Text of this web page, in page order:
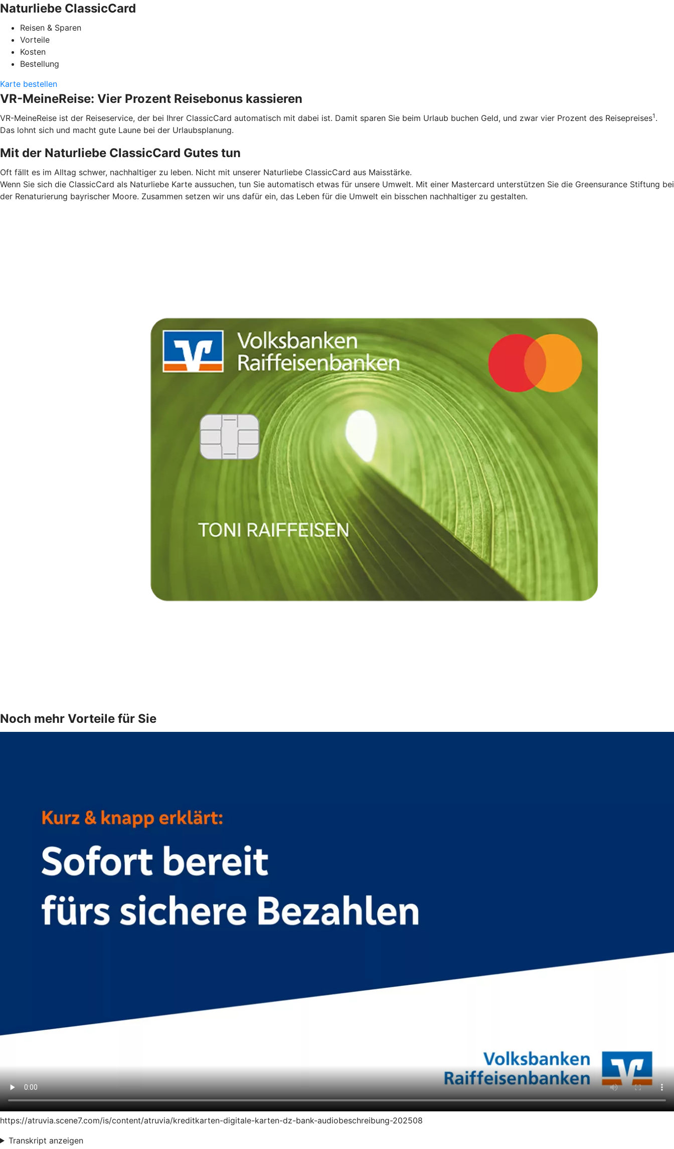
Naturliebe ClassicCard
Reisen & Sparen
Vorteile
Kosten
Bestellung
Karte bestellen
VR-MeineReise: Vier Prozent Reisebonus kassieren
VR-MeineReise ist der Reiseservice, der bei Ihrer ClassicCard automatisch mit dabei ist. Damit sparen Sie beim Urlaub buchen Geld, und zwar vier Prozent des Reisepreises1 .
Das lohnt sich und macht gute Laune bei der Urlaubsplanung.
Mit der Naturliebe ClassicCard Gutes tun
Oft fällt es im Alltag schwer, nachhaltiger zu leben. Nicht mit unserer Naturliebe ClassicCard aus Maisstärke.
Wenn Sie sich die ClassicCard als Naturliebe Karte aussuchen, tun Sie automatisch etwas für unsere Umwelt. Mit einer Mastercard unterstützen Sie die Greensurance Stiftung bei
der Renaturierung bayrischer Moore. Zusammen setzen wir uns dafür ein, das Leben für die Umwelt ein bisschen nachhaltiger zu gestalten.
Noch mehr Vorteile für Sie
https://atruvia.scene7.com/is/content/atruvia/kreditkarten-digitale-karten-dz-bank-audiobeschreibung-202508
Transkript anzeigen